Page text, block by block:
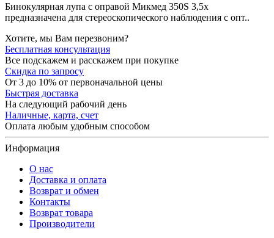
Бинокулярная лупа с оправой Микмед 350S 3,5x
предназначена для стереоскопического наблюдения с опт..
Хотите, мы Вам перезвоним?
Бесплатная консультация
Все подскажем и расскажем при покупке
Скидка по запросу
От 3 до 10% от первоначальной цены
Быстрая доставка
На следующий рабочий день
Наличные, карта, счет
Оплата любым удобным способом
Информация
О нас
Доставка и оплата
Возврат и обмен
Контакты
Возврат товара
Производители